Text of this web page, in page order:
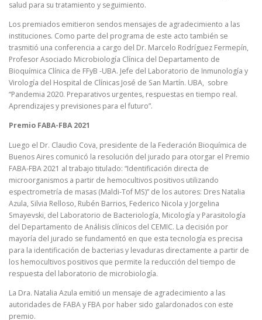
salud para su tratamiento y seguimiento.
Los premiados emitieron sendos mensajes de agradecimiento a las
instituciones. Como parte del programa de este acto también se
trasmitió una conferencia a cargo del Dr. Marcelo Rodríguez Fermepín,
Profesor Asociado Microbiología Clínica del Departamento de
Bioquímica Clínica de FFyB -UBA. Jefe del Laboratorio de Inmunología y
Virología del Hospital de Clínicas José de San Martín. UBA, sobre
“Pandemia 2020. Preparativos urgentes, respuestas en tiempo real.
Aprendizajes y previsiones para el futuro”.
Premio FABA-FBA 2021
Luego el Dr. Claudio Cova, presidente de la Federación Bioquímica de
Buenos Aires comunicó la resolución del jurado para otorgar el Premio
FABA-FBA 2021 al trabajo titulado: “Identificación directa de
microorganismos a partir de hemocultivos positivos utilizando
espectrometría de masas (Maldi-Tof MS)” de los autores: Dres Natalia
Azula, Silvia Relloso, Rubén Barrios, Federico Nicola y Jorgelina
Smayevski, del Laboratorio de Bacteriología, Micología y Parasitología
del Departamento de Análisis clínicos del CEMIC. La decisión por
mayoría del jurado se fundamentó en que esta tecnología es precisa
para la identificación de bacterias y levaduras directamente a partir de
los hemocultivos positivos que permite la reducción del tiempo de
respuesta del laboratorio de microbiología.
La Dra. Natalia Azula emitió un mensaje de agradecimiento a las
autoridades de FABA y FBA por haber sido galardonados con este
premio.